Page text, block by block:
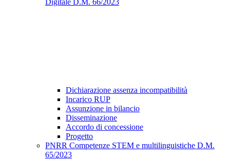
Digitale D.M. 66/2023
Dichiarazione assenza incompatibilità
Incarico RUP
Assunzione in bilancio
Disseminazione
Accordo di concessione
Progetto
PNRR Competenze STEM e multilinguistiche D.M.
65/2023